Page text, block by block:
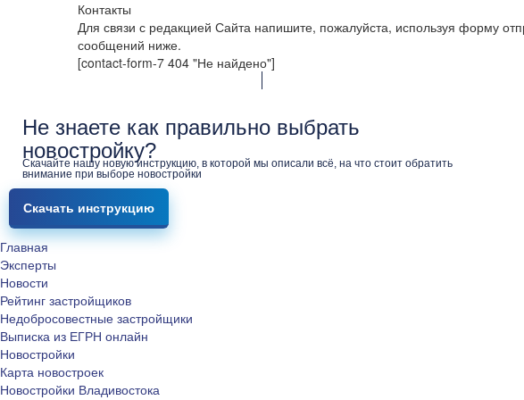
Контакты
Для связи с редакцией Сайта напишите, пожалуйста, используя форму
сообщений ниже.
[contact-form-7 404 "Не найдено"]
Не знаете как правильно выбрать
новостройку?
Скачайте нашу новую инструкцию, в которой мы описали всё, на что стоит обратить
внимание при выборе новостройки
Скачать инструкцию
Главная
Эксперты
Новости
Рейтинг застройщиков
Недобросовестные застройщики
Выписка из ЕГРН онлайн
Новостройки
Карта новостроек
Новостройки Владивостока